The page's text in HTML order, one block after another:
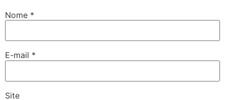
Nome *
E-mail *
Site